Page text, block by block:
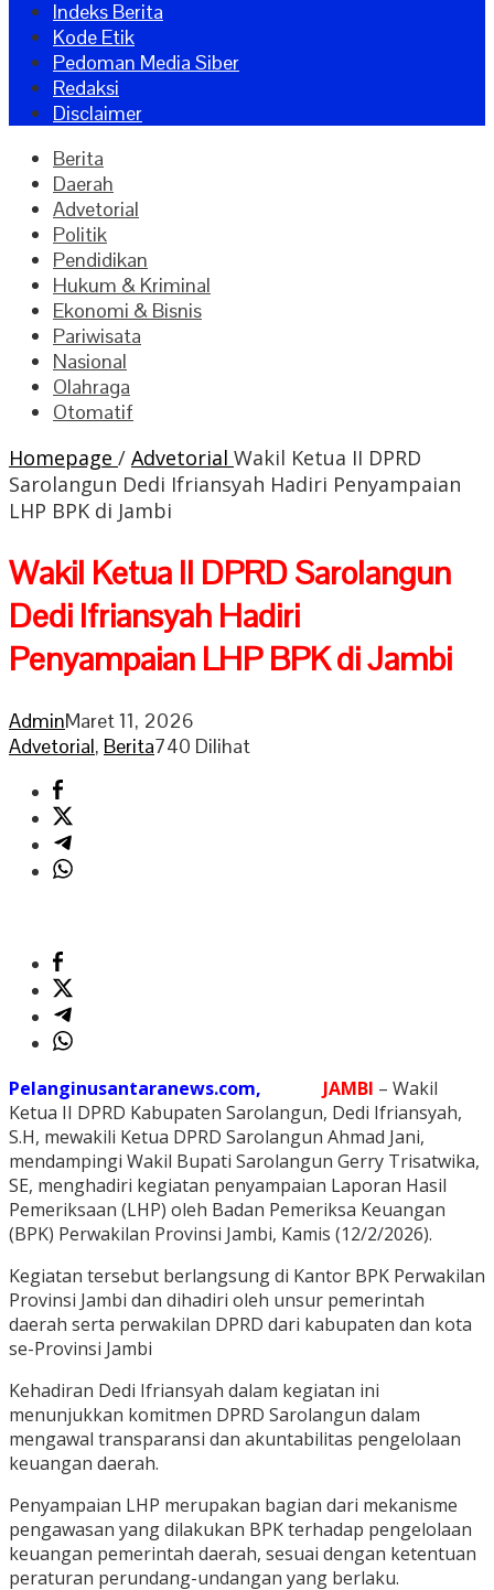
Indeks Berita
Kode Etik
Pedoman Media Siber
Redaksi
Disclaimer
Berita
Daerah
Advetorial
Politik
Pendidikan
Hukum & Kriminal
Ekonomi & Bisnis
Pariwisata
Nasional
Olahraga
Otomatif
Homepage / Advetorial Wakil Ketua II DPRD
Sarolangun Dedi Ifriansyah Hadiri Penyampaian
LHP BPK di Jambi
Wakil Ketua II DPRD Sarolangun
Dedi Ifriansyah Hadiri
Penyampaian LHP BPK di Jambi
AdminMaret 11, 2026
Advetorial, Berita740 Dilihat
Pelanginusantaranews.com, JAMBI – Wakil
Ketua II DPRD Kabupaten Sarolangun, Dedi Ifriansyah,
S.H, mewakili Ketua DPRD Sarolangun Ahmad Jani,
mendampingi Wakil Bupati Sarolangun Gerry Trisatwika,
SE, menghadiri kegiatan penyampaian Laporan Hasil
Pemeriksaan (LHP) oleh Badan Pemeriksa Keuangan
(BPK) Perwakilan Provinsi Jambi, Kamis (12/2/2026).
Kegiatan tersebut berlangsung di Kantor BPK Perwakilan
Provinsi Jambi dan dihadiri oleh unsur pemerintah
daerah serta perwakilan DPRD dari kabupaten dan kota
se-Provinsi Jambi
Kehadiran Dedi Ifriansyah dalam kegiatan ini
menunjukkan komitmen DPRD Sarolangun dalam
mengawal transparansi dan akuntabilitas pengelolaan
keuangan daerah.
Penyampaian LHP merupakan bagian dari mekanisme
pengawasan yang dilakukan BPK terhadap pengelolaan
keuangan pemerintah daerah, sesuai dengan ketentuan
peraturan perundang-undangan yang berlaku.